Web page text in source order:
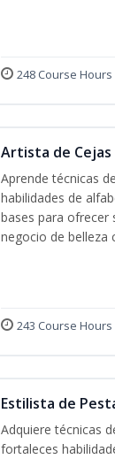
248 Course Hours
Artista de Cejas
Aprende técnicas
habilidades de
bases para ofrecer
negocio de belleza
243 Course Hours
Estilista de
Adquiere técnicas
fortaleces